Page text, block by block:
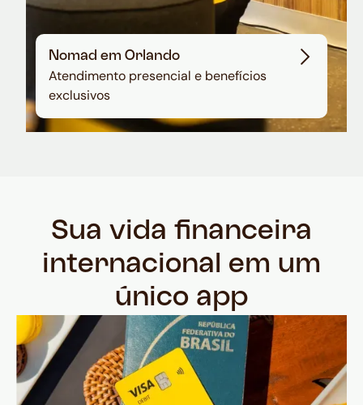
Nomad em Orlando
Atendimento presencial e benefícios
exclusivos
Sua vida financeira
internacional em um
único app